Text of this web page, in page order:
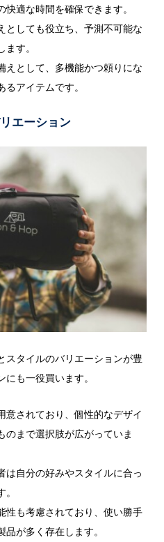
適な時間を確保できます。
としても役立ち、予測不可能な
す。
えとして、多機能かつ頼りにな
アイテムです。
エーション
スタイルのバリエーションが豊
も一役買います。
意されており、個性的なデザイ
のまで選択肢が広がっていま
は自分の好みやスタイルに合っ
性も考慮されており、使い勝手
が多く存在します。